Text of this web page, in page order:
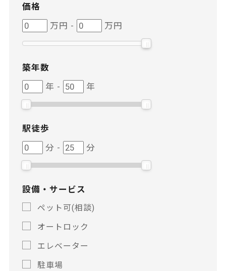
価格
価
格
万円 - 価
格
万円
築年数
築
年
年 - 築
年
年
駅徒歩
駅
徒
分 - 駅
徒
分
設備・サービス
ペット可(相談)
オートロック
エレベーター
駐車場